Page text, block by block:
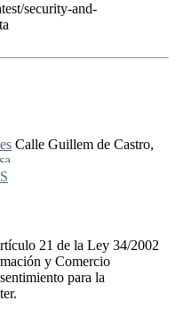
security-and-
Calle Guillem de Castro,
21 de la Ley 34/2002
y Comercio
para la